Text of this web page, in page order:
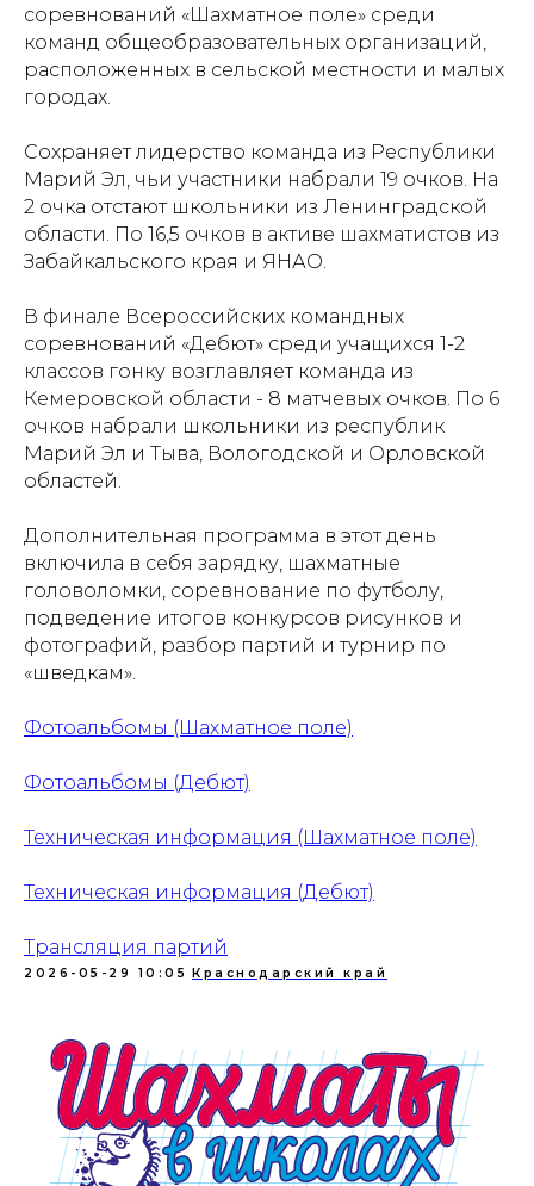
соревнований «Шахматное поле» среди
команд общеобразовательных организаций,
расположенных в сельской местности и малых
городах.
Сохраняет лидерство команда из Республики
Марий Эл, чьи участники набрали 19 очков. На
2 очка отстают школьники из Ленинградской
области. По 16,5 очков в активе шахматистов из
Забайкальского края и ЯНАО.
В финале Всероссийских командных
соревнований «Дебют» среди учащихся 1-2
классов гонку возглавляет команда из
Кемеровской области - 8 матчевых очков. По 6
очков набрали школьники из республик
Марий Эл и Тыва, Вологодской и Орловской
областей.
Дополнительная программа в этот день
включила в себя зарядку, шахматные
головоломки, соревнование по футболу,
подведение итогов конкурсов рисунков и
фотографий, разбор партий и турнир по
«шведкам».
Фотоальбомы (Шахматное поле)
Фотоальбомы (Дебют)
Техническая информация (Шахматное поле)
Техническая информация (Дебют)
Трансляция партий
2026-05-29 10:05 Краснодарский край
Проекты
Документация
Ресурсные центры
Партнеры
Политика обработки персональных данных